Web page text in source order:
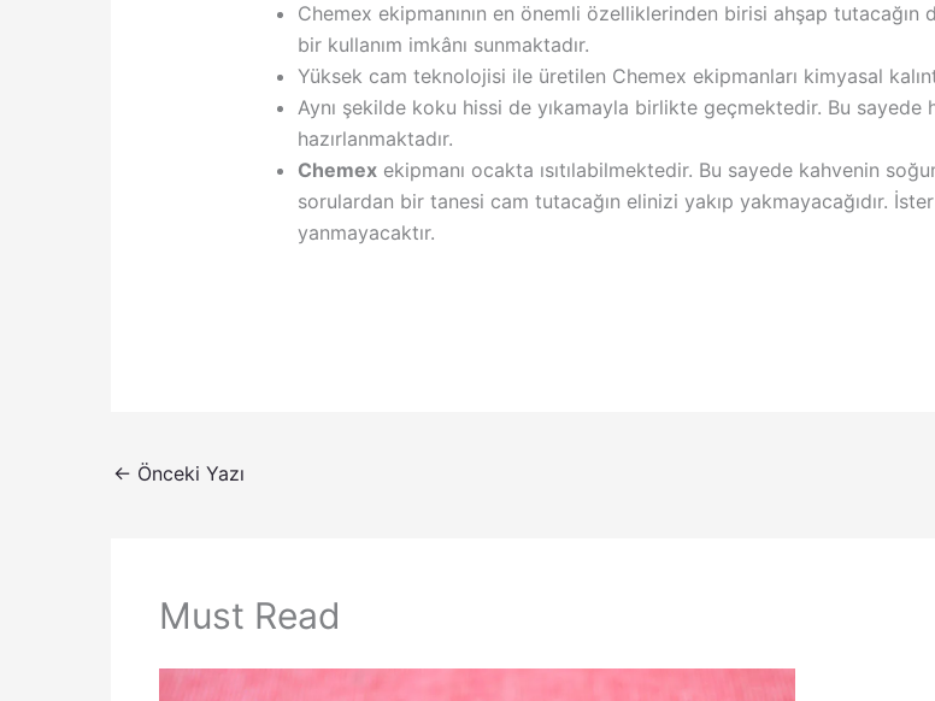
Chemex ekipmanının en önemli özelliklerinden birisi ahşap
bir kullanım imkânı sunmaktadır.
Yüksek cam teknolojisi ile üretilen Chemex ekipmanları kimyasal
Aynı şekilde koku hissi de yıkamayla birlikte geçmektedir. Bu
hazırlanmaktadır.
Chemexekipmanı ocakta ısıtılabilmektedir. Bu sayede kahvenin
sorulardan bir tanesi cam tutacağın elinizi yakıp yakmayacağıdır.
yanmayacaktır.
← Önceki Yazı
Must Read